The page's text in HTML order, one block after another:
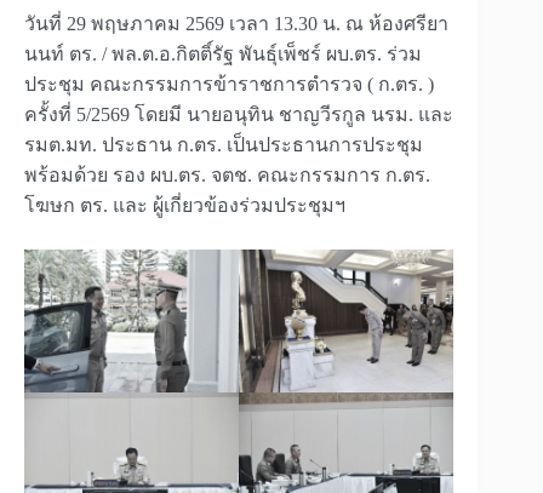
วันที่ 29 พฤษภาคม 2569 เวลา 13.30 น. ณ ห้องศรียา
นนท์ ตร. / พล.ต.อ.กิตติ์รัฐ พันธุ์เพ็ชร์ ผบ.ตร. ร่วม
ประชุม คณะกรรมการข้าราชการตำรวจ ( ก.ตร. )
ครั้งที่ 5/2569 โดยมี นายอนุทิน ชาญวีรกูล นรม. และ
รมต.มท. ประธาน ก.ตร. เป็นประธานการประชุม
พร้อมด้วย รอง ผบ.ตร. จตช. คณะกรรมการ ก.ตร.
โฆษก ตร. และ ผู้เกี่ยวข้องร่วมประชุมฯ